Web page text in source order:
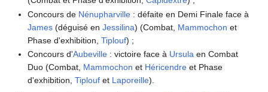
Concours de Nénupharville : défaite en Demi Finale face à
James (déguisé enJessilina) (Combat, Mammochon et
Phase d'exhibition,Tiplouf) ;
Concours d'Aubeville : victoire face à Ursula en Combat
Duo (Combat, Mammochon et Héricendre et Phase
d'exhibition,Tiplouf et Laporeille).